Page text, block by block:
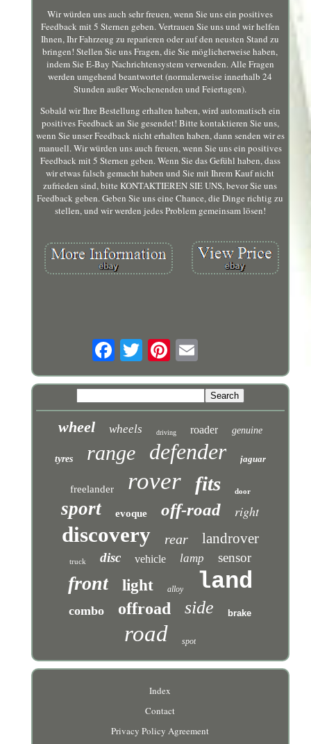
Wir würden uns auch sehr freuen, wenn Sie uns ein positives
Feedback mit 5 Sternen geben. Vertrauen Sie uns und wir helfen
Ihnen, Ihr Fahrzeug zu reparieren oder auf den neusten Stand zu
bringen! Stellen Sie uns Fragen, die Sie möglicherweise haben,
indem Sie E-Bay Nachrichtensystem verwenden. Alle Fragen
werden umgehend beantwortet (normalerweise innerhalb 24
Stunden außer Wochenenden und Feiertagen).
Sobald wir Ihre Bestellung erhalten haben, wird automatisch ein
positives Feedback an Sie gesendet! Bitte kontaktieren Sie uns,
wenn Sie unser Feedback nicht erhalten haben, dann senden wir es
manuell. Wir würden uns auch freuen, wenn Sie uns ein positives
Feedback mit 5 Sternen geben. Wenn Sie das Gefühl haben, dass
wir etwas falsch gemacht haben und Sie mit Ihrem Kauf nicht
zufrieden sind, bitte KONTAKTIEREN SIE UNS, bevor Sie uns
Feedback geben. Geben Sie uns eine Chance, die Dinge richtig zu
stellen, und wir werden jedes Problem gemeinsam lösen!
wheel wheels driving roader genuine
tyres range defender jaguar
freelander rover fits door
sport evoque off-road right
discovery rear landrover
truck disc vehicle lamp sensor
front light alloy land
combo offroad side brake
road spot
Index
Contact
Privacy Policy Agreement